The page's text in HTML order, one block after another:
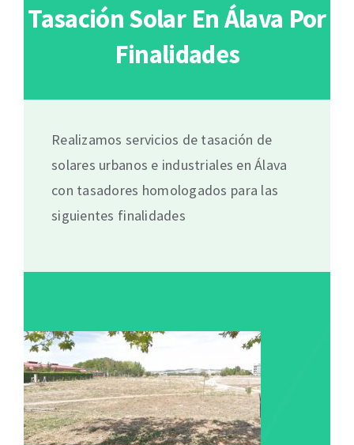
Tasación Solar En Álava Por
Finalidades
Realizamos servicios de tasación de
solares urbanos e industriales en Álava
con tasadores homologados para las
siguientes finalidades